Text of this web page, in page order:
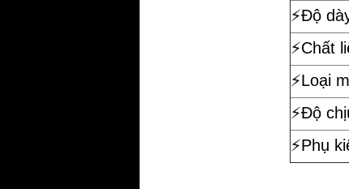
⚡️Độ
⚡️Chất
⚡️Loại
⚡️Độ
⚡️Phụ